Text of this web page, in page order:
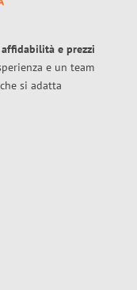
affidabilità e prezzi
e un team
che si adatta